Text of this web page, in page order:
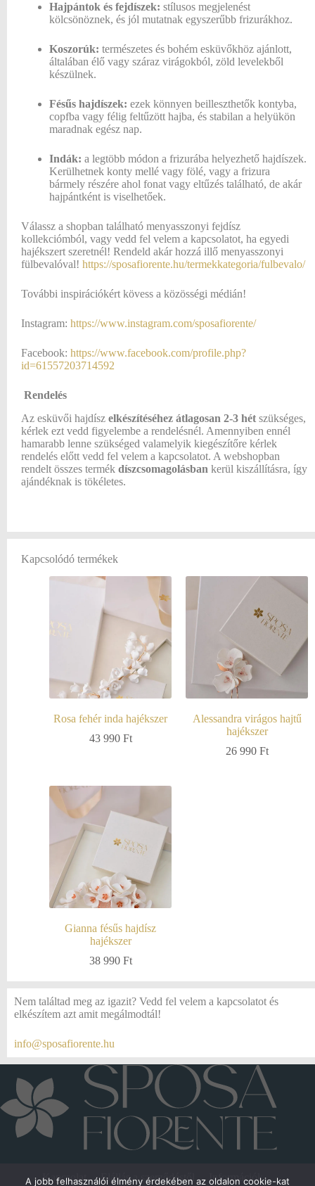
Hajpántok és fejdíszek: stílusos megjelenést
kölcsönöznek, és jól mutatnak egyszerűbb frizurákhoz.
Koszorúk: természetes és bohém esküvőkhöz ajánlott,
általában élő vagy száraz virágokból, zöld levelekből
készülnek.
Fésűs hajdíszek: ezek könnyen beilleszthetők kontyba,
copfba vagy félig feltűzött hajba, és stabilan a helyükön
maradnak egész nap.
Indák: a legtöbb módon a frizurába helyezhető hajdíszek.
Kerülhetnek konty mellé vagy fölé, vagy a frizura
bármely részére ahol fonat vagy eltűzés található, de akár
hajpántként is viselhetőek.
Válassz a shopban található menyasszonyi fejdísz
kollekciómból, vagy vedd fel velem a kapcsolatot, ha egyedi
hajékszert szeretnél! Rendeld akár hozzá illő menyasszonyi
fülbevalóval! https://sposafiorente.hu/termekkategoria/fulbevalo/
További inspirációkért kövess a közösségi médián!
Instagram: https://www.instagram.com/sposafiorente/
Facebook: https://www.facebook.com/profile.php?
id=61557203714592
Rendelés
Az esküvői hajdísz elkészítéséhez átlagosan 2-3 hét szükséges,
kérlek ezt vedd figyelembe a rendelésnél. Amennyiben ennél
hamarabb lenne szükséged valamelyik kiegészítőre kérlek
rendelés előtt vedd fel velem a kapcsolatot. A webshopban
rendelt összes termék díszcsomagolásban kerül kiszállításra, így
ajándéknak is tökéletes.
Kapcsolódó termékek
Rosa fehér inda hajékszer
43 990 Ft
Alessandra virágos hajtű
hajékszer
26 990 Ft
Gianna fésűs hajdísz
hajékszer
38 990 Ft
Nem találtad meg az igazit? Vedd fel velem a kapcsolatot és
elkészítem azt amit megálmodtál!
info@sposafiorente.hu
Kapcsolat Elállás a szerződéstől
Információk
A jobb felhasználói élmény érdekében az oldalon cookie-kat